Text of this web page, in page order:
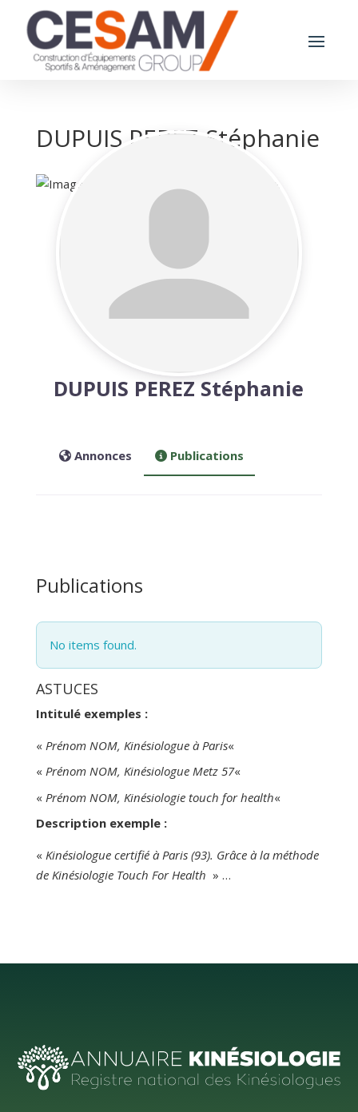
DUPUIS PEREZ Stéphanie
DUPUIS PEREZ Stéphanie
Annonces Publications
Publications
No items found.
ASTUCES
Intitulé exemples :
« Prénom NOM, Kinésiologue à Paris«
« Prénom NOM, Kinésiologue Metz 57«
« Prénom NOM, Kinésiologie touch for health«
Description exemple :
« Kinésiologue certifié à Paris (93). Grâce à la méthode
de Kinésiologie Touch For Health » …